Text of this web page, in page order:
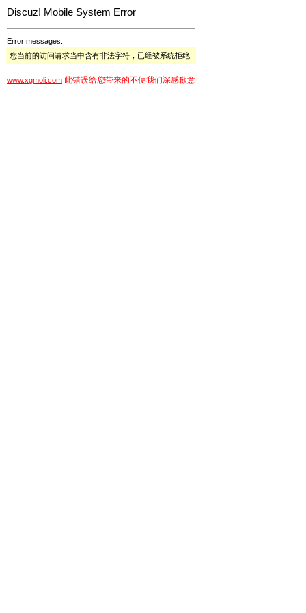
Discuz! Mobile System Error
Error messages:
您当前的访问请求当中含有非法字符，已经被系统拒绝
www.xgmoli.com 此错误给您带来的不便我们深感歉意